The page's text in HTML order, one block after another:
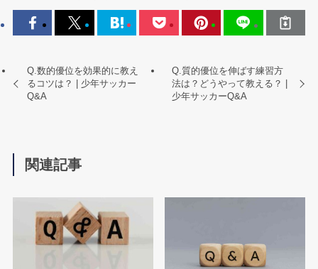
Q.数的優位を効果的に教え
るコツは？ | 少年サッカー
Q&A
Q.質的優位を伸ばす練習方
法は？どうやって教える？ |
少年サッカーQ&A
関連記事